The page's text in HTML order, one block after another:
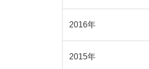
2016年
2015年